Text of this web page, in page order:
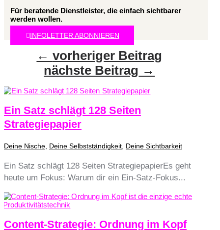
Für beratende Dienstleister, die einfach sichtbarer
werden wollen.
INFOLETTER ABONNIEREN
←vorheriger Beitrag
nächste Beitrag →
Ein Satz schlägt 128 Seiten
Strategiepapier
Deine Nische Deine Selbstständigkeit Deine Sichtbarkeit
Ein Satz schlägt 128 Seiten StrategiepapierEs geht
heute um Fokus: Warum dir ein Ein-Satz-Fokus...
Content-Strategie: Ordnung im Kopf